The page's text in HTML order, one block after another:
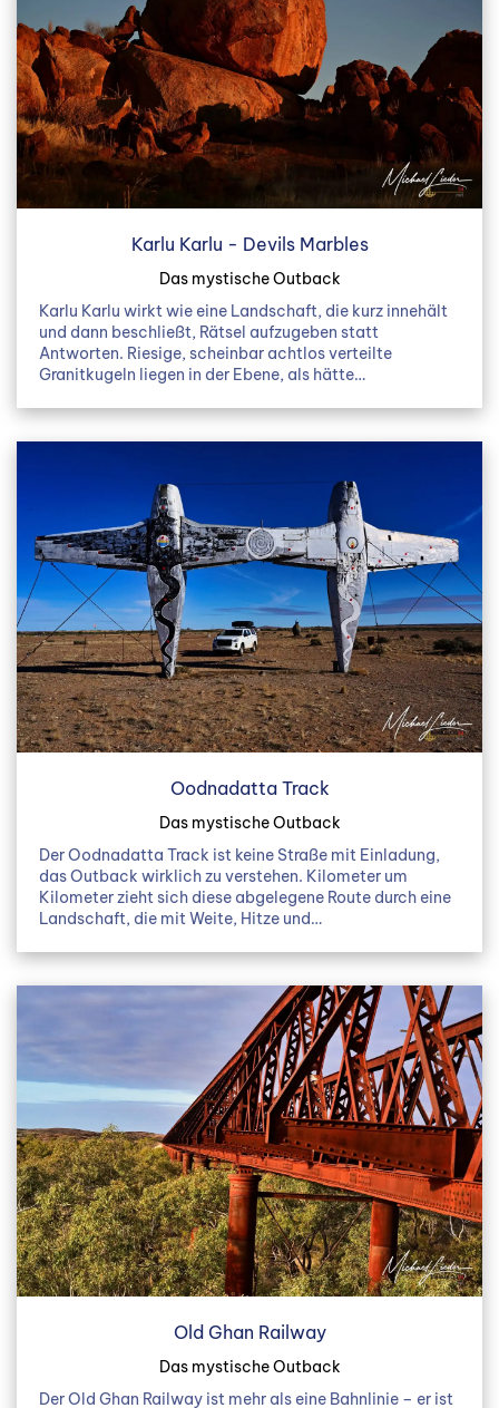
Karlu Karlu - Devils Marbles
Das mystische Outback
Karlu Karlu wirkt wie eine Landschaft, die kurz innehält
und dann beschließt, Rätsel aufzugeben statt
Antworten. Riesige, scheinbar achtlos verteilte
Granitkugeln liegen in der Ebene, als hätte…
Oodnadatta Track
Das mystische Outback
Der Oodnadatta Track ist keine Straße mit Einladung,
das Outback wirklich zu verstehen. Kilometer um
Kilometer zieht sich diese abgelegene Route durch eine
Landschaft, die mit Weite, Hitze und…
Old Ghan Railway
Das mystische Outback
Der Old Ghan Railway ist mehr als eine Bahnlinie – er ist